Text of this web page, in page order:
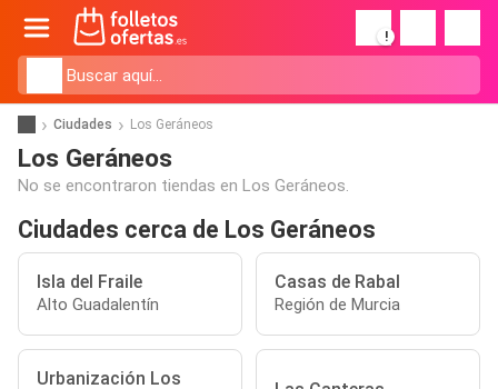
!
Ciudades Los Geráneos
Los Geráneos
No se encontraron tiendas en Los Geráneos.
Ciudades cerca de Los Geráneos
Isla del Fraile
Alto Guadalentín
Casas de Rabal
Región de Murcia
Urbanización Los